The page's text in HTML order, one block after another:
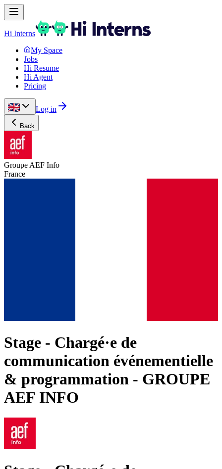
Hi Interns
My Space
Jobs
Hi Resume
Hi Agent
Pricing
Log in
Back
Groupe AEF Info
France
Stage - Chargé·e de
communication événementielle
& programmation - GROUPE
AEF INFO